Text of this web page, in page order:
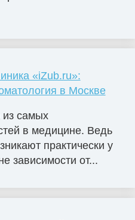
«iZub.ru»:
в Москве
самых
в медицине. Ведь
практически у
зависимости от...